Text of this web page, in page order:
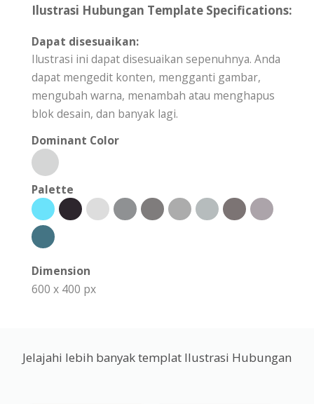
Ilustrasi Hubungan Template Specifications:
Dapat disesuaikan:
Ilustrasi ini dapat disesuaikan sepenuhnya. Anda
dapat mengedit konten, mengganti gambar,
mengubah warna, menambah atau menghapus
blok desain, dan banyak lagi.
Dominant Color
Palette
Dimension
600 x 400 px
Jelajahi lebih banyak templat Ilustrasi Hubungan